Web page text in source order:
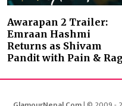
Awarapan 2 Trailer:
Emraan Hashmi
Returns as Shivam
Pandit with Pain &